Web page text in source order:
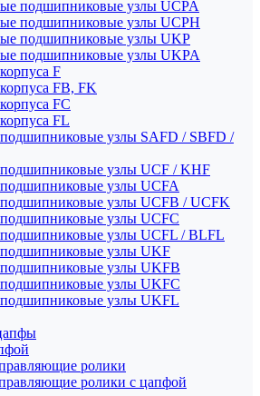
подшипниковые узлы UCPA
подшипниковые узлы UCPH
подшипниковые узлы UKP
подшипниковые узлы UKPA
F
FB, FK
FC
FL
узлы SAFD / SBFD /
узлы UCF / KHF
узлы UCFA
узлы UCFB / UCFK
узлы UCFC
узлы UCFL / BLFL
узлы UKF
узлы UKFB
узлы UKFC
узлы UKFL
ролики
ролики с цапфой